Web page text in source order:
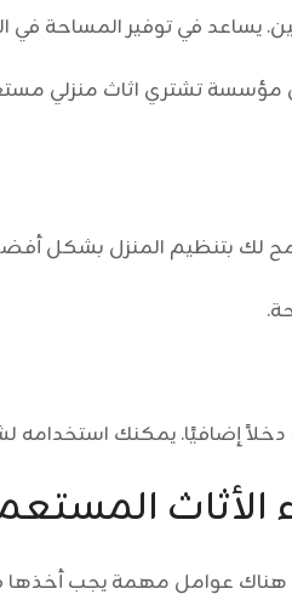
يساعد في توفير المساحة
مؤسسة تشتري اثاث منزلي
لك بتنظيم المنزل بشكل
إضافيًا. يمكنك استخدامه
عوامل مهمة يجب أخذها